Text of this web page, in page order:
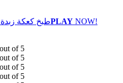
PLAY NOW!